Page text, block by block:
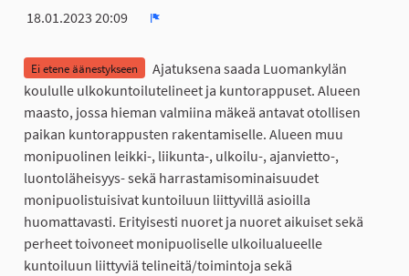
18.01.2023 20:09
Ei etene äänestykseen
Ajatuksena saada Luomankylän
koululle ulkokuntoilutelineet ja kuntorappuset. Alueen
maasto, jossa hieman valmiina mäkeä antavat otollisen
paikan kuntorappusten rakentamiselle. Alueen muu
monipuolinen leikki-, liikunta-, ulkoilu-, ajanvietto-,
luontoläheisyys- sekä harrastamisominaisuudet
monipuolistuisivat kuntoiluun liittyvillä asioilla
huomattavasti. Erityisesti nuoret ja nuoret aikuiset sekä
perheet toivoneet monipuoliselle ulkoilualueelle
kuntoiluun liittyviä telineitä/toimintoja sekä